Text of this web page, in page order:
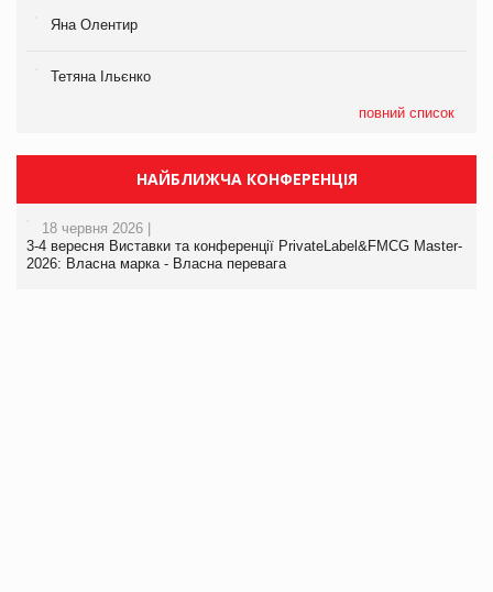
Яна Олентир
Тетяна Ільєнко
повний список
НАЙБЛИЖЧА КОНФЕРЕНЦІЯ
18 червня 2026 |
3-4 вересня Виставки та конференції PrivateLabel&FMCG Master-
2026: Власна марка - Власна перевага